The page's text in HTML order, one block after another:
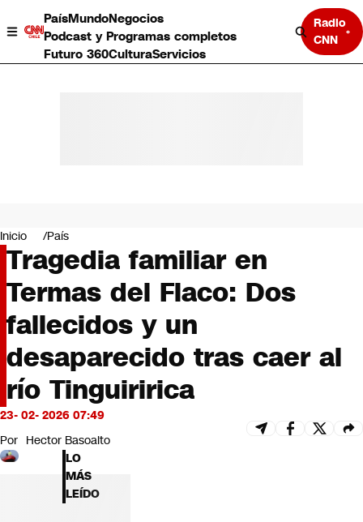
PaísMundoNegocios
Podcast y Programas completos
Futuro 360CulturaServicios
Radio
CNN
Negocios
Deportes
Programas completos
Cultura
Servicios
Bits
CNN tiempo
Futuro 360
Opinión
Inicio País
Tragedia familiar en
Termas del Flaco: Dos
fallecidos y un
desaparecido tras caer al
río Tinguiririca
23- 02- 2026 07:49
Por Hector Basoalto
LO
MÁS
LEÍDO